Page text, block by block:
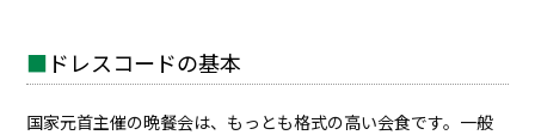
ドレスコードの基本
国家元首主催の晩餐会は、もっとも格式の高い会食です。一般